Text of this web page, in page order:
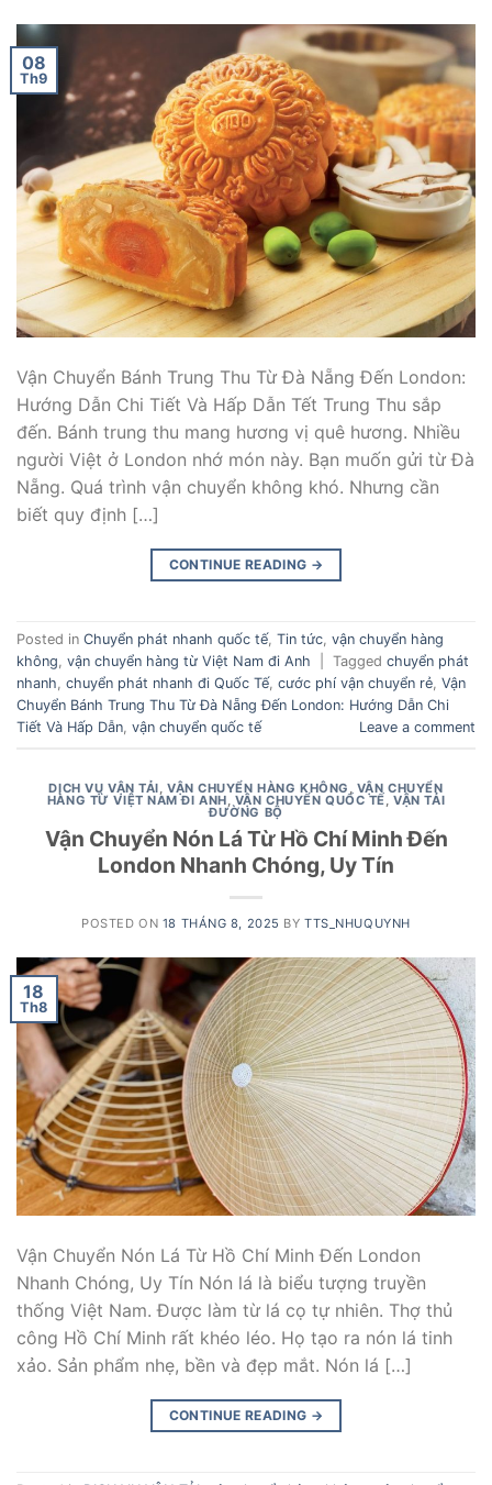
08
Th9
Vận Chuyển Bánh Trung Thu Từ Đà Nẵng Đến London:
Hướng Dẫn Chi Tiết Và Hấp Dẫn Tết Trung Thu sắp
đến. Bánh trung thu mang hương vị quê hương. Nhiều
người Việt ở London nhớ món này. Bạn muốn gửi từ Đà
Nẵng. Quá trình vận chuyển không khó. Nhưng cần
biết quy định […]
CONTINUE READING →
Posted in Chuyển phát nhanh quốc tế, Tin tức, vận chuyển hàng
không, vận chuyển hàng từ Việt Nam đi Anh Tagged chuyển phát
nhanh, chuyển phát nhanh đi Quốc Tế, cước phí vận chuyển rẻ, Vận
Chuyển Bánh Trung Thu Từ Đà Nẵng Đến London: Hướng Dẫn Chi
Tiết Và Hấp Dẫn, vận chuyển quốc tế Leave a comment
DỊCH VỤ VẬN TẢI,VẬN CHUYỂN HÀNG KHÔNG , VẬN CHUYỂN
HÀNG TỪ VIỆT NAM ĐI ANH, VẬN CHUYỂN QUỐC TẾ,VẬN TẢI
ĐƯỜNG BỘ
Vận Chuyển Nón Lá Từ Hồ Chí Minh Đến
London Nhanh Chóng, Uy Tín
POSTED ON 18 THÁNG 8, 2025 BYTTS_NHUQUYNH
18
Th8
Vận Chuyển Nón Lá Từ Hồ Chí Minh Đến London
Nhanh Chóng, Uy Tín Nón lá là biểu tượng truyền
thống Việt Nam. Được làm từ lá cọ tự nhiên. Thợ thủ
công Hồ Chí Minh rất khéo léo. Họ tạo ra nón lá tinh
xảo. Sản phẩm nhẹ, bền và đẹp mắt. Nón lá […]
CONTINUE READING →